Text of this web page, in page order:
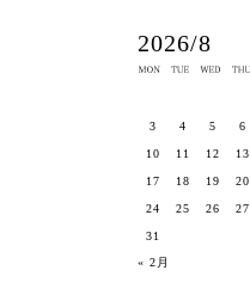
2026/8
« 2月
3 4 5 6
10 11 12 13
17 18 19 20
24 25 26 27
31